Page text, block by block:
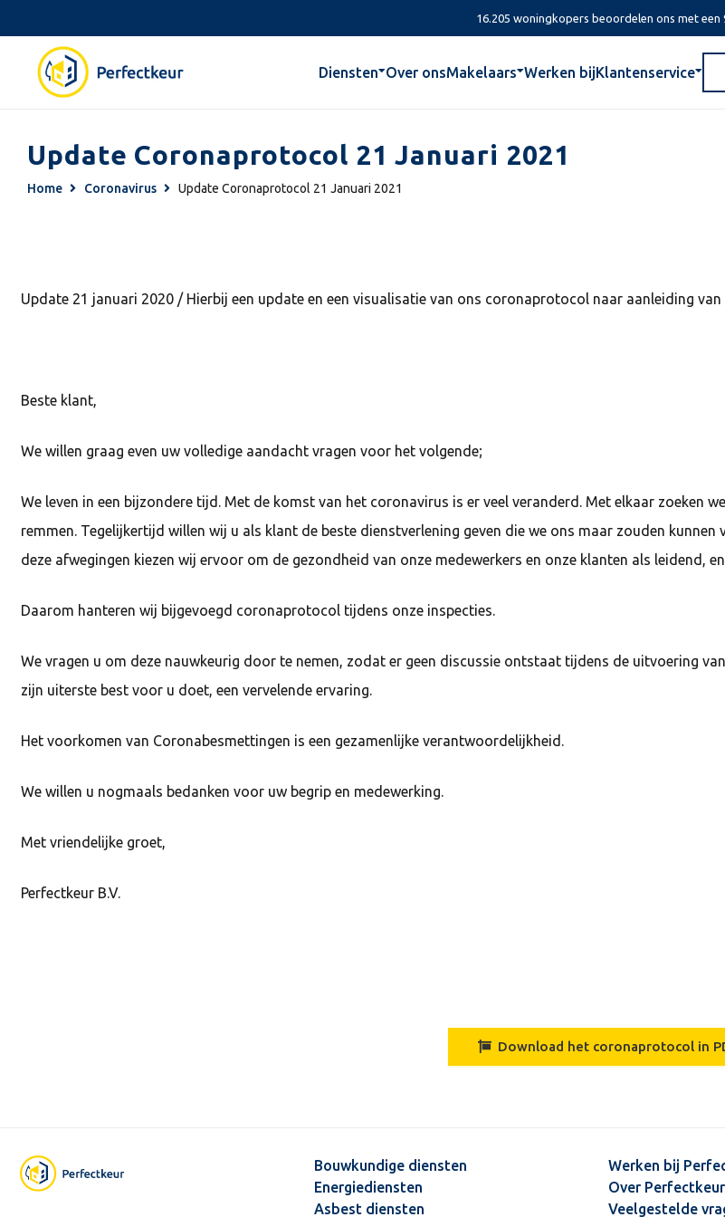
16.205 woningkopers beoordelen ons met een
Diensten Over onsMakelaars Werken bijKlantenservice
Update Coronaprotocol 21 Januari 2021
Home Coronavirus Update Coronaprotocol 21 Januari 2021
Update 21 januari 2020 / Hierbij een update en een visualisatie van ons coronaprotocol naar aanleiding
Beste klant,
We willen graag even uw volledige aandacht vragen voor het volgende;
We leven in een bijzondere tijd. Met de komst van het coronavirus is er veel veranderd. Met elkaar zoeken
remmen. Tegelijkertijd willen wij u als klant de beste dienstverlening geven die we ons maar zouden
deze afwegingen kiezen wij ervoor om de gezondheid van onze medewerkers en onze klanten als leidend,
Daarom hanteren wij bijgevoegd coronaprotocol tijdens onze inspecties.
We vragen u om deze nauwkeurig door te nemen, zodat er geen discussie ontstaat tijdens de uitvoering
zijn uiterste best voor u doet, een vervelende ervaring.
Het voorkomen van Coronabesmettingen is een gezamenlijke verantwoordelijkheid.
We willen u nogmaals bedanken voor uw begrip en medewerking.
Met vriendelijke groet,
Perfectkeur B.V.
Download het coronaprotocol in
Bouwkundige diensten
Energiediensten
Asbest diensten
Werken bij
Over Perfectkeur
Veelgestelde